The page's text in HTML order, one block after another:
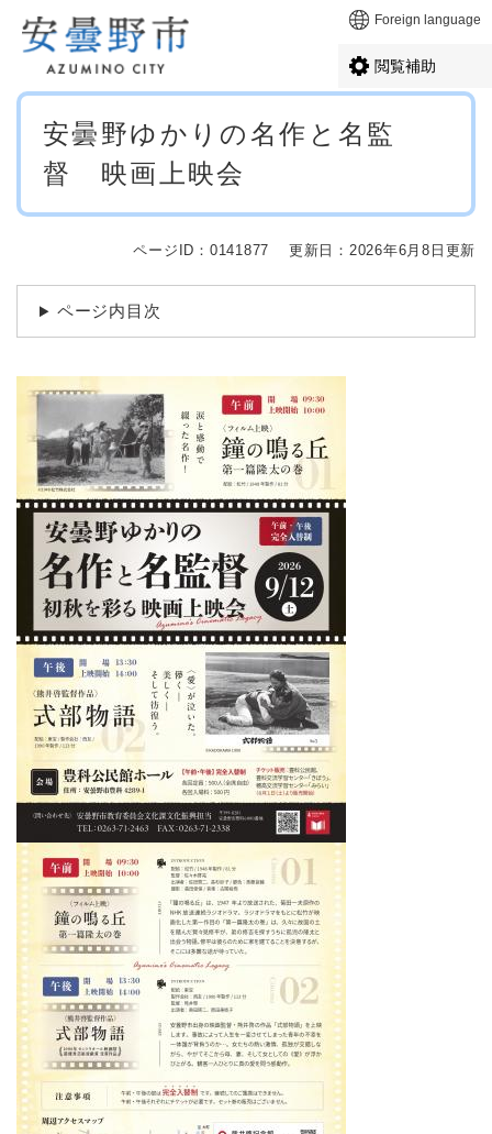
メニューを飛ばして本文へ Foreign language
閲覧補助
本
安曇野ゆかりの名作と名監
督 映画上映会
ページID：0141877 更新日：2026年6月8日更新
ページ内目次